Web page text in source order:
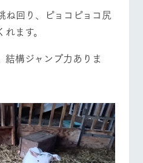
交通アクセス
お問い合わせ
ね回り、ピョコピョコ尻
ます。
構ジャンプ力ありま